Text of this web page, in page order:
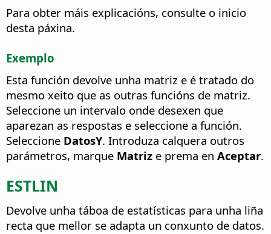
Para obter máis explicacións, consulte o inicio
desta páxina.
Exemplo
Esta función devolve unha matriz e é tratado do
mesmo xeito que as outras funcións de matriz.
Seleccione un intervalo onde desexen que
aparezan as respostas e seleccione a función.
Seleccione DatosY. Introduza calquera outros
parámetros, marque Matriz e prema en Aceptar.
ESTLIN
Devolve unha táboa de estatísticas para unha liña
recta que mellor se adapta un conxunto de datos.